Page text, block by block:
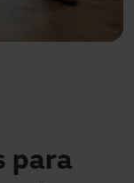
para